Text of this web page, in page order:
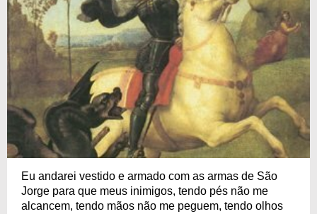
Eu andarei vestido e armado com as armas de São
Jorge para que meus inimigos, tendo pés não me
alcancem, tendo mãos não me peguem, tendo olhos